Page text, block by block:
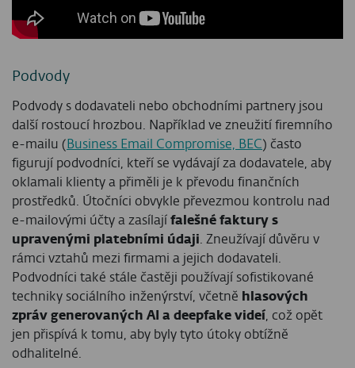
Podvody
Podvody s dodavateli nebo obchodními partnery jsou
další rostoucí hrozbou. Například ve zneužití firemního
e-mailu ( Business Email Compromise, BEC) často
figurují podvodníci, kteří se vydávají za dodavatele, aby
oklamali klienty a přiměli je k převodu finančních
prostředků. Útočníci obvykle převezmou kontrolu nad
e-mailovými účty a zasílají falešné faktury s
upravenými platebními údaji. Zneužívají důvěru v
rámci vztahů mezi firmami a jejich dodavateli.
Podvodníci také stále častěji používají sofistikované
techniky sociálního inženýrství, včetně hlasových
zpráv generovaných AI a deepfake videí, což opět
jen přispívá k tomu, aby byly tyto útoky obtížně
odhalitelné.